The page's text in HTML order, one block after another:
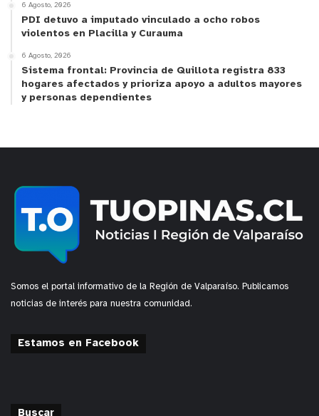
6 Agosto, 2026
PDI detuvo a imputado vinculado a ocho robos
violentos en Placilla y Curauma
6 Agosto, 2026
Sistema frontal: Provincia de Quillota registra 833
hogares afectados y prioriza apoyo a adultos mayores
y personas dependientes
Somos el portal informativo de la Región de Valparaíso. Publicamos
noticias de interés para nuestra comunidad.
Estamos en Facebook
Buscar